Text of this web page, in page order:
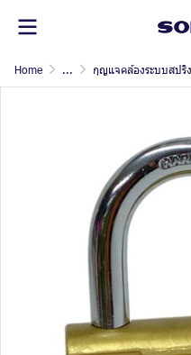
Home ... กุญแจคล้องระบบสปริง